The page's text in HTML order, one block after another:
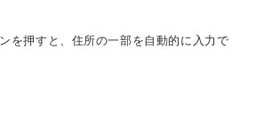
を押すと、住所の一部を自動的に入力で